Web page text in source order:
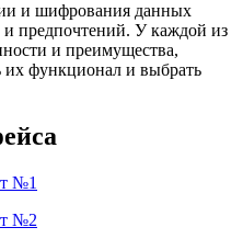
и шифрования данных
и предпочтений. У каждой из
и преимущества,
их функционал и выбрать